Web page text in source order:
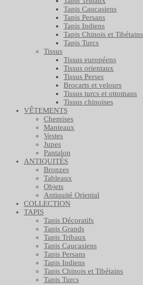
Tapis Caucasiens
Tapis Persans
Tapis Indiens
Tapis Chinois et Tibétains
Tapis Turcs
Tissus
Tissus européens
Tissus orientaux
Tissus Perses
Brocarts et velours
Tissus turcs et ottomans
Tissus chinoises
VÊTEMENTS
Chemises
Manteaux
Vestes
Jupes
Pantalon
ANTIQUITÉS
Bronzes
Tableaux
Objets
Antiquité Oriental
COLLECTION
TAPIS
Tapis Décoratifs
Tapis Grands
Tapis Tribaux
Tapis Caucasiens
Tapis Persans
Tapis Indiens
Tapis Chinois et Tibétains
Tapis Turcs